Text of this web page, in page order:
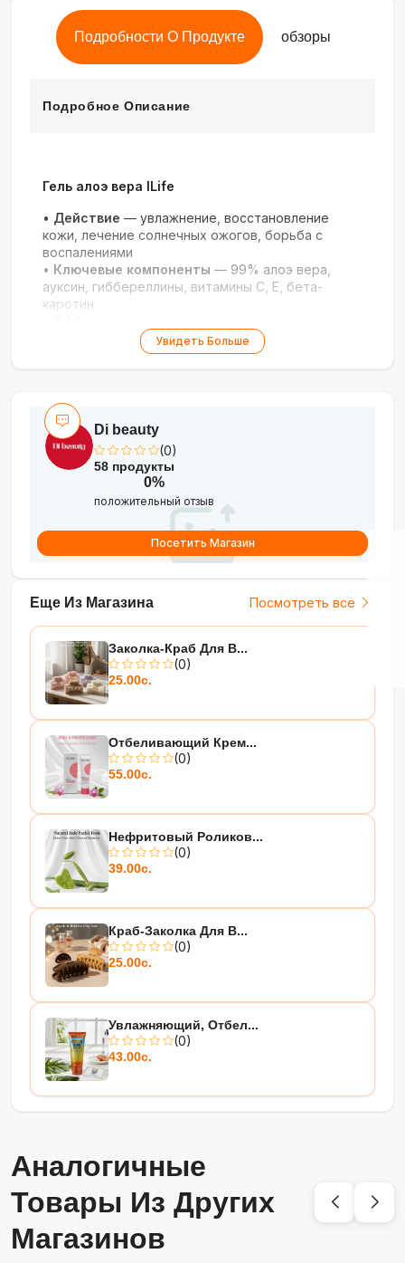
Подробности О Продукте обзоры
Подробное Описание
Гель алоэ вера ILife
• Действие — увлажнение, восстановление
кожи, лечение солнечных ожогов, борьба с
воспалениями
• Ключевые компоненты — 99% алоэ вера,
ауксин, гиббереллины, витамины C, E, бета-
каротин
растяжки и морщины, заживляет порезы
— для лица, тела, после бритья,
Универсальное средство для здоровой,
увлажнённой и сияющей кожи!
Увидеть Больше
Еще Из Магазина Посмотреть все
Заколка-Краб Для В...
(0)
25.00с.
Отбеливающий Крем...
(0)
55.00с.
Нефритовый Роликов...
(0)
39.00с.
Краб-Заколка Для В...
(0)
25.00с.
Увлажняющий, Отбел...
(0)
43.00с.
Di beauty
(0)
58 продукты
0%
положительный отзыв
Посетить Магазин
Аналогичные
Товары Из Других
Магазинов